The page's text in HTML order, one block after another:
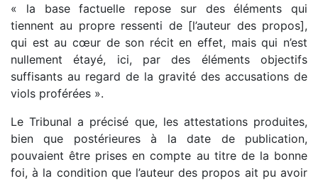
« la base factuelle repose sur des éléments qui
tiennent au propre ressenti de [l’auteur des propos],
qui est au cœur de son récit en effet, mais qui n’est
nullement étayé, ici, par des éléments objectifs
suffisants au regard de la gravité des accusations de
viols proférées ».
Le Tribunal a précisé que, les attestations produites,
bien que postérieures à la date de publication,
pouvaient être prises en compte au titre de la bonne
foi, à la condition que l’auteur des propos ait pu avoir